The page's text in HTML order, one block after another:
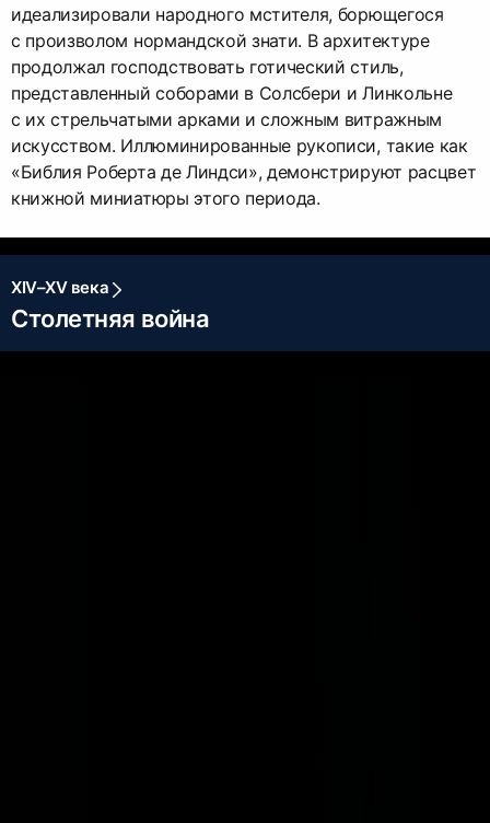
идеализировали народного мстителя, борющегося
с произволом нормандской знати. В архитектуре
продолжал господствовать готический стиль,
представленный соборами в Солсбери и Линкольне
с их стрельчатыми арками и сложным витражным
искусством. Иллюминированные рукописи, такие как
«Библия Роберта де Линдси», демонстрируют расцвет
книжной миниатюры этого периода.
XIV–XV века
Столетняя война